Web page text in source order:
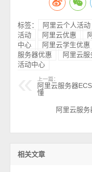
标签： 阿里云个人活动
活动
阿里云优惠
中心
阿里云学生优惠
服务器优惠
阿里云
活动中心
上一篇：
阿里云服务器
懂
阿里云服务
相关文章